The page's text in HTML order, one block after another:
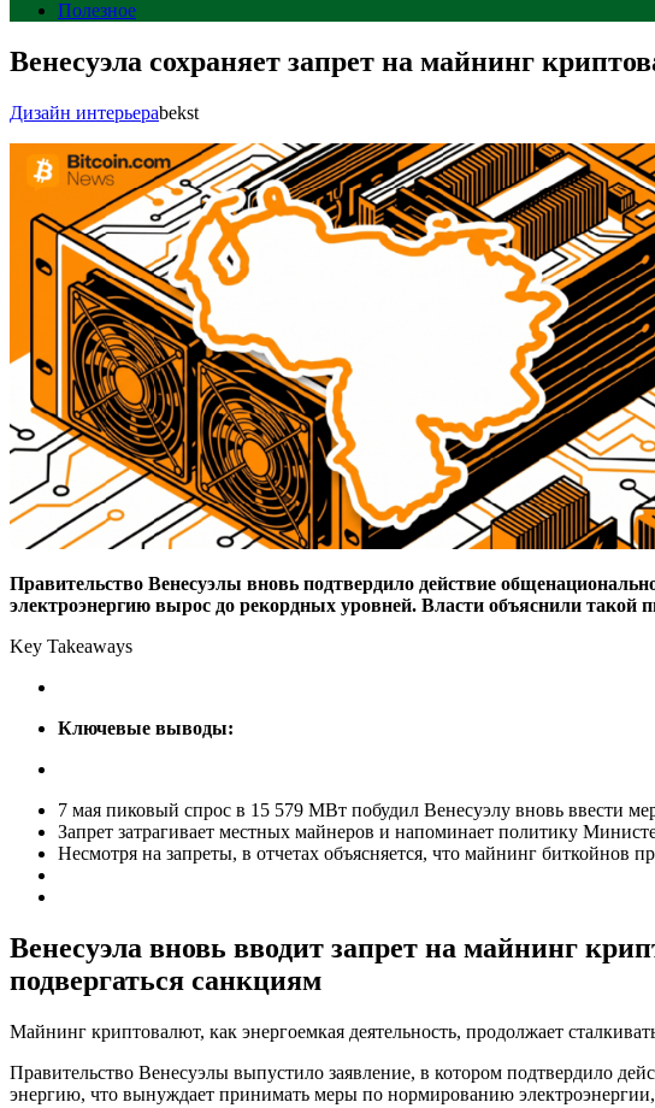
Полезное
Венесуэла сохраняет запрет на майнинг
Дизайн интерьераbekst
Правительство Венесуэлы вновь подтвердило действие
электроэнергию вырос до рекордных уровней. Власти объяснили
Key Takeaways
Ключевые выводы:
7 мая пиковый спрос в 15 579 МВт побудил Венесуэлу вновь ввести
Запрет затрагивает местных майнеров и напоминает политику
Несмотря на запреты, в отчетах объясняется, что майнинг биткойнов
Венесуэла вновь вводит запрет на майнинг
подвергаться санкциям
Майнинг криптовалют, как энергоемкая деятельность, продолжает
Правительство Венесуэлы выпустило заявление, в котором подтвердило
энергию, что вынуждает принимать меры по нормированию